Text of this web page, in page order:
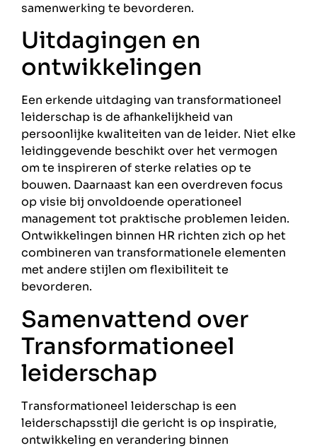
samenwerking te bevorderen.
Uitdagingen en
ontwikkelingen
Een erkende uitdaging van transformationeel
leiderschap is de afhankelijkheid van
persoonlijke kwaliteiten van de leider. Niet elke
leidinggevende beschikt over het vermogen
om te inspireren of sterke relaties op te
bouwen. Daarnaast kan een overdreven focus
op visie bij onvoldoende operationeel
management tot praktische problemen leiden.
Ontwikkelingen binnen HR richten zich op het
combineren van transformationele elementen
met andere stijlen om flexibiliteit te
bevorderen.
Samenvattend over
Transformationeel
leiderschap
Transformationeel leiderschap is een
leiderschapsstijl die gericht is op inspiratie,
ontwikkeling en verandering binnen